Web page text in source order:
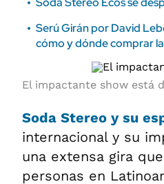
Serú Girán por David
cómo y dónde comprar
El impactante show está
Soda Stereo y su
internacional y su
una extensa gira
personas en